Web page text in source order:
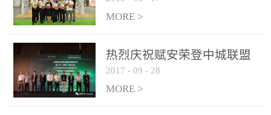
成示意图： 图像型火灾
和监控端两大部分组成。
两者之间通过以太网相
联，一台监控主机最多可
MORE >
热烈庆祝赋安荣登中城联盟
联合采购战略合作平台
2017 - 09 - 28
MORE >